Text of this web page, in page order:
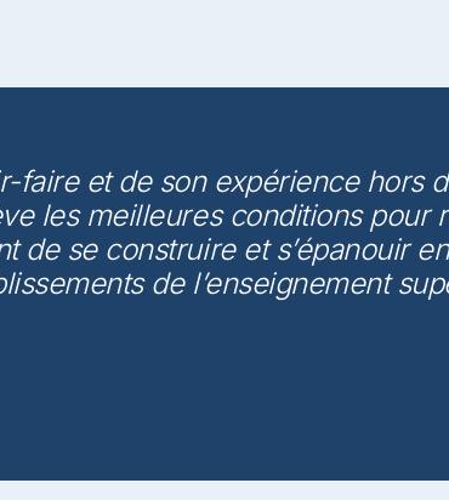
faire et de son expérience hors
les meilleures conditions pour
de se construire et s’épanouir
de l’enseignement